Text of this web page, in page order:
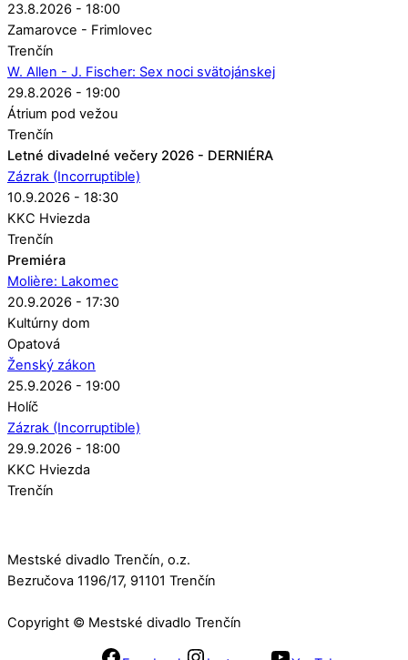
23.8.2026 - 18:00
Zamarovce - Frimlovec
Trenčín
W. Allen - J. Fischer: Sex noci svätojánskej
29.8.2026 - 19:00
Átrium pod vežou
Trenčín
Letné divadelné večery 2026 - DERNIÉRA
Zázrak (Incorruptible)
10.9.2026 - 18:30
KKC Hviezda
Trenčín
Premiéra
Molière: Lakomec
20.9.2026 - 17:30
Kultúrny dom
Opatová
Ženský zákon
25.9.2026 - 19:00
Holíč
Zázrak (Incorruptible)
29.9.2026 - 18:00
KKC Hviezda
Trenčín
Mestské divadlo Trenčín, o.z.
Bezručova 1196/17, 91101 Trenčín
Copyright © Mestské divadlo Trenčín